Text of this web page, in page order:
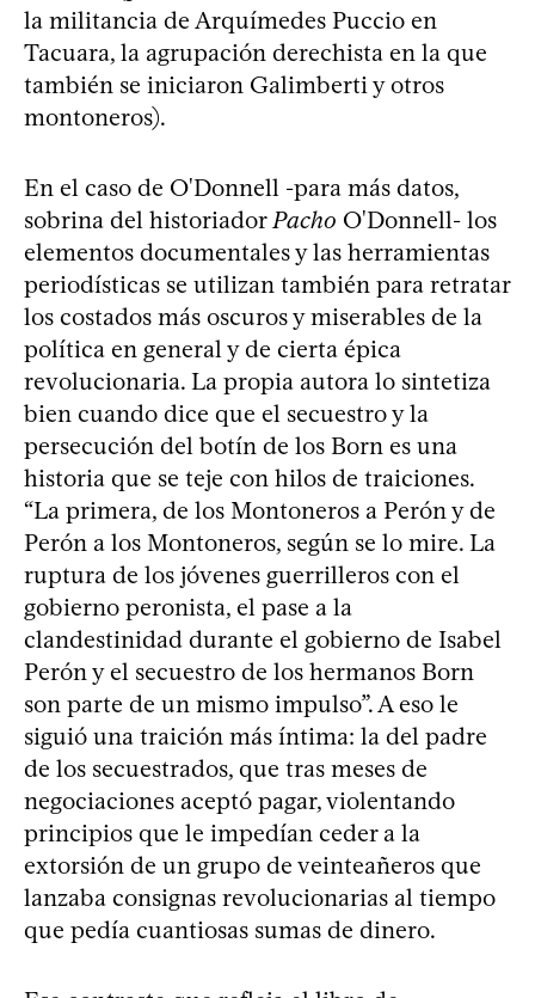
la militancia de Arquímedes Puccio en
Tacuara, la agrupación derechista en la que
también se iniciaron Galimberti y otros
montoneros).
En el caso de O'Donnell -para más datos,
sobrina del historiadorPacho O'Donnell- los
elementos documentales y las herramientas
periodísticas se utilizan también para retratar
los costados más oscuros y miserables de la
política en general y de cierta épica
revolucionaria. La propia autora lo sintetiza
bien cuando dice que el secuestro y la
persecución del botín de los Born es una
historia que se teje con hilos de traiciones.
“La primera, de los Montoneros a Perón y de
Perón a los Montoneros, según se lo mire. La
ruptura de los jóvenes guerrilleros con el
gobierno peronista, el pase a la
clandestinidad durante el gobierno de Isabel
Perón y el secuestro de los hermanos Born
son parte de un mismo impulso”. A eso le
siguió una traición más íntima: la del padre
de los secuestrados, que tras meses de
negociaciones aceptó pagar, violentando
principios que le impedían ceder a la
extorsión de un grupo de veinteañeros que
lanzaba consignas revolucionarias al tiempo
que pedía cuantiosas sumas de dinero.